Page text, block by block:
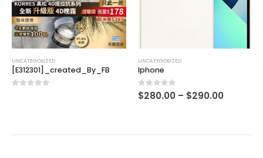
UNCATEGORIZED
[E312301]_created_By_FB
UNCATEGORIZED
Iphone
0out of 5
$280.00 – $290.00